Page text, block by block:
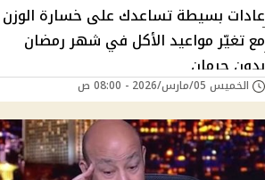
عادات بسيطة تساعدك على خسارة الوزن
مع تغيّر مواعيد الأكل في شهر رمضان
بدون حرمان
الخميس 05/مارس/2026 - 08:00 ص